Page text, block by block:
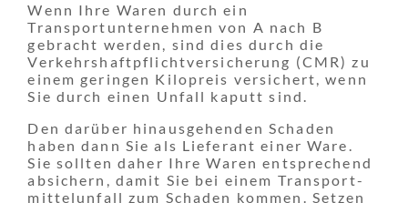
Wenn Ihre Waren durch ein
Transportunternehmen von A nach B
gebracht werden, sind dies durch die
Verkehrs­haftpflicht­versicherung (CMR) zu
einem geringen Kilopreis versichert, wenn
Sie durch einen Unfall kaputt sind.
Den darüber hinausgehenden Schaden
haben dann Sie als Lieferant einer Ware.
Sie sollten daher Ihre Waren entsprechend
absichern, damit Sie bei einem Transport­
mittel­unfall zum Schaden kommen. Setzen